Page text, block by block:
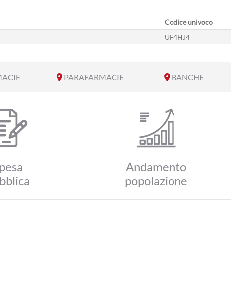
Codice univoco
UF4HJ4
PARAFARMACIE BANCHE
Andamento
popolazione